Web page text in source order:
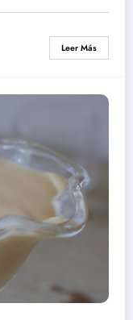
Leer Más